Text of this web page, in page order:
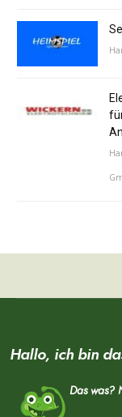
Hallo, ich bin
Das was?